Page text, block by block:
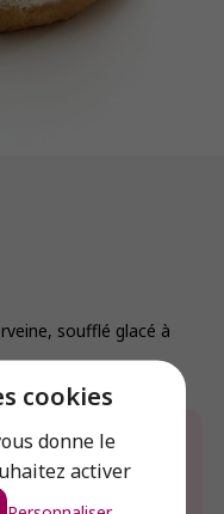
cookies
donne le
activer
soufflé glacé à
?